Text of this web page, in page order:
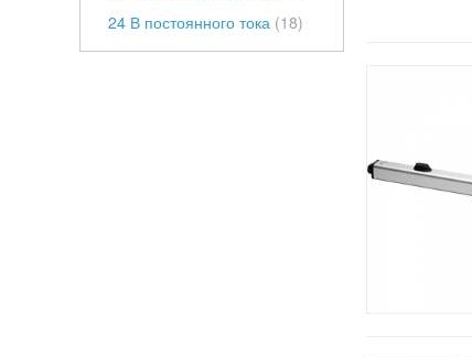
24 В постоянного тока (18)